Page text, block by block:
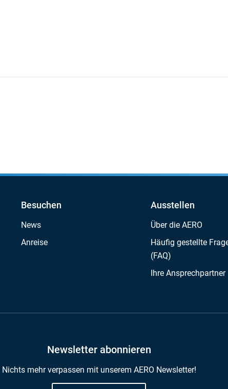
Besuchen
News
Anreise
Ausstellen
Über die AERO
Häufig gestellte
(FAQ)
Ihre Ansprechpartner
Newsletter abonnieren
Nichts mehr verpassen mit unserem AERO Newsletter!